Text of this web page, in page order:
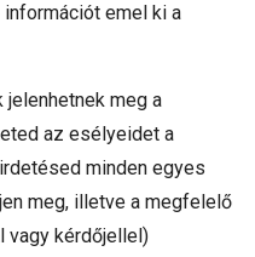
emel ki a
meg a
az esélyeidet a
minden egyes
meg, illetve a megfelelő
vagy kérdőjellel)